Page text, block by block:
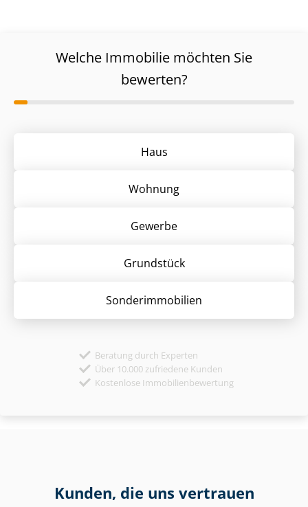
Welche Immobilie möchten Sie
bewerten?
Haus
Wohnung
Gewerbe
Grund­stück
Sonder­immobilien
Beratung durch Experten
Über 10.000 zufriedene Kunden
Kostenlose Immobilienbewertung
Kunden, die uns vertrauen